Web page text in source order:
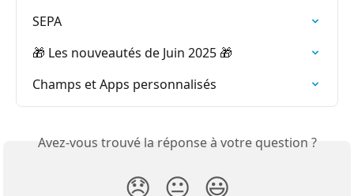
SEPA
🎁 Les nouveautés de Juin 2025 🎁
Champs et Apps personnalisés
Avez-vous trouvé la réponse à votre question ?
😞 😐 😃